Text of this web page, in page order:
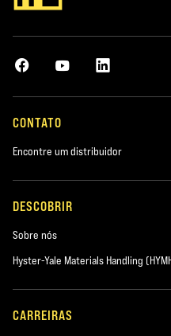
CONTATO
Encontre um distribuidor
DESCOBRIR
Sobre nós
Hyster-Yale Materials Handling
CARREIRAS